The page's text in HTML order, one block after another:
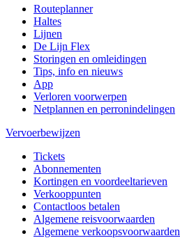
Routeplanner
Haltes
Lijnen
De Lijn Flex
Storingen en omleidingen
Tips, info en nieuws
App
Verloren voorwerpen
Netplannen en perronindelingen
Vervoerbewijzen
Tickets
Abonnementen
Kortingen en voordeeltarieven
Verkooppunten
Contactloos betalen
Algemene reisvoorwaarden
Algemene verkoopsvoorwaarden